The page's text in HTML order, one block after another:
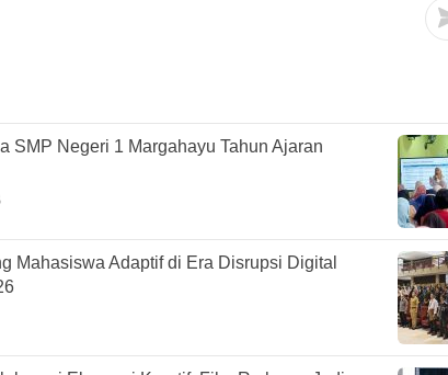
SMP Negeri 1 Margahayu Tahun Ajaran
Mahasiswa Adaptif di Era Disrupsi Digital